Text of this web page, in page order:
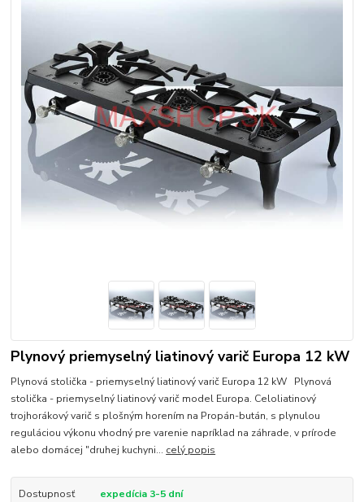
Plynový priemyselný liatinový varič Europa 12 kW
Plynová stolička - priemyselný liatinový varič Europa 12 kW Plynová
stolička - priemyselný liatinový varič model Europa. Celoliatinový
trojhorákový varič s plošným horením na Propán-bután, s plynulou
reguláciou výkonu vhodný pre varenie napríklad na záhrade, v prírode
alebo domácej "druhej kuchyni... celý popis
Dostupnosť expedícia 3-5 dní